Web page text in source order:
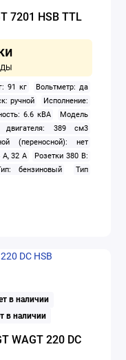
7201 HSB TTL
91 кг
Вольтметр: да
ручной
Исполнение:
6.6 кВА
Модель
двигателя: 389 см3
(переносной): нет
А, 32 А
Розетки 380 В:
бензиновый
Тип
в наличии
в наличии
WAGT 220 DC